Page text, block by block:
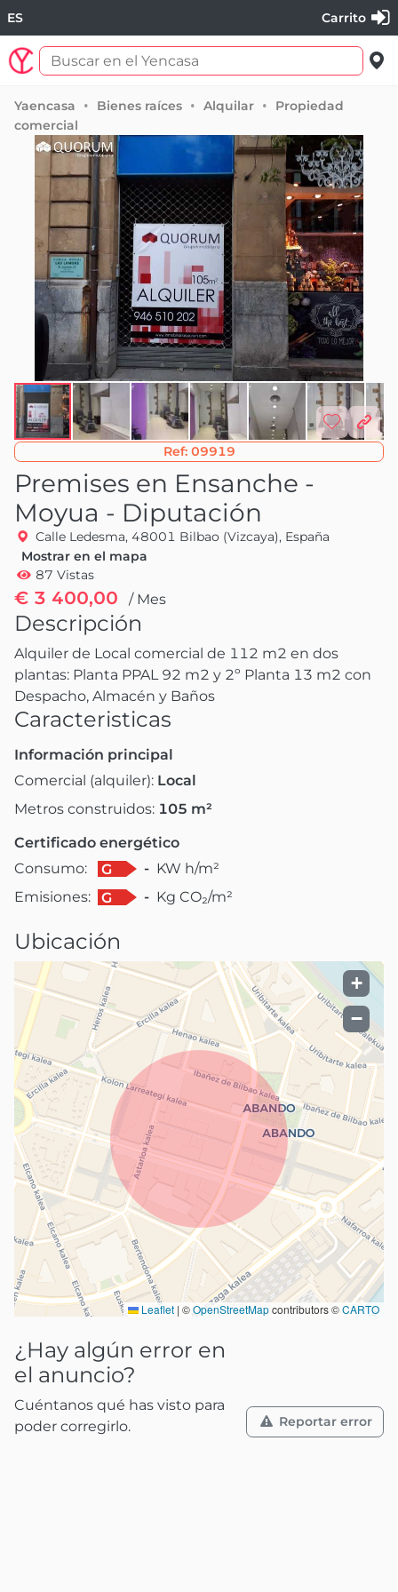
ES Carrito
Yaencasa Bienes raíces Alquilar
Propiedad
comercial
Ref: 09919
Premises en Ensanche -
Moyua - Diputación
Calle Ledesma, 48001 Bilbao (Vizcaya), España
Mostrar en el mapa
87 Vistas
€ 3 400,00 / Mes
Descripción
Alquiler de Local comercial de 112 m2 en dos
plantas: Planta PPAL 92 m2 y 2º Planta 13 m2 con
Despacho, Almacén y Baños
Caracteristicas
Información principal
Comercial (alquiler): Local
Metros construidos: 105 m²
Certificado energético
Consumo:
G - KW h/m²
Emisiones:
G - Kg CO₂/m²
Ubicación
+
−
Leaflet | ©OpenStreetMapcontributors ©CARTO
¿Hay algún error en
el anuncio?
Cuéntanos qué has visto para
poder corregirlo.
Reportar error